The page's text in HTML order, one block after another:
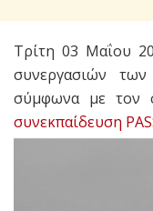
Τρίτη 03 Μαΐου
συνεργασιών
σύμφωνα με τον
συνεκπαίδευση